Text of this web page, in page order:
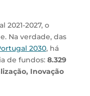
2021-2027, o
Na verdade, das
2030, há
de fundos: 8.329
Inovação